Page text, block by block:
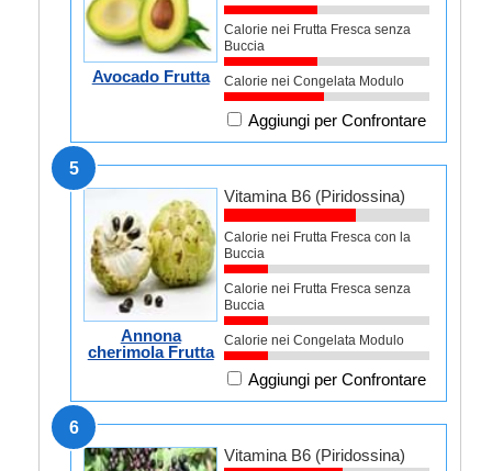
Avocado Frutta
Calorie nei Frutta Fresca senza
Buccia
Calorie nei Congelata Modulo
Aggiungi per Confrontare
5
Annona
cherimola Frutta
Vitamina B6 (Piridossina)
Calorie nei Frutta Fresca con la
Buccia
Calorie nei Frutta Fresca senza
Buccia
Calorie nei Congelata Modulo
Aggiungi per Confrontare
6
Vitamina B6 (Piridossina)